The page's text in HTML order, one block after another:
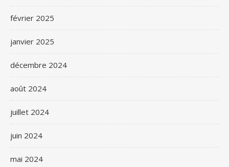
février 2025
janvier 2025
décembre 2024
août 2024
juillet 2024
juin 2024
mai 2024